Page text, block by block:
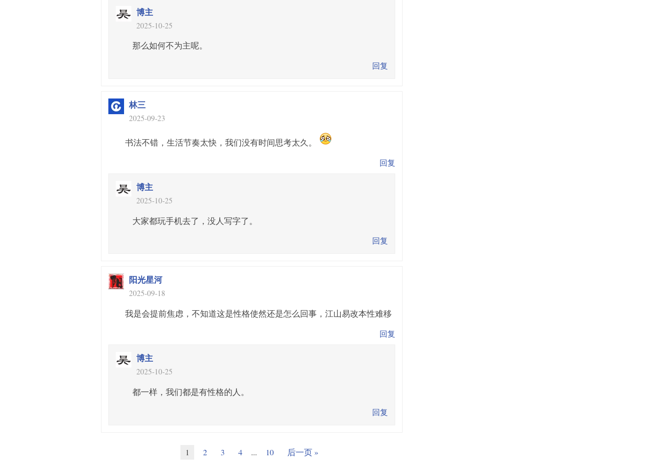
博主
2025-10-25
那么如何不为主呢。
回复
林三
2025-09-23
书法不错，生活节奏太快，我们没有时间思考太久。
回复
博主
2025-10-25
大家都玩手机去了，没人写字了。
回复
阳光星河
2025-09-18
我是会提前焦虑，不知道这是性格使然还是怎么回事，江山易改本性难移
回复
博主
2025-10-25
都一样，我们都是有性格的人。
回复
1 2 3 4 ... 10 后一页 »